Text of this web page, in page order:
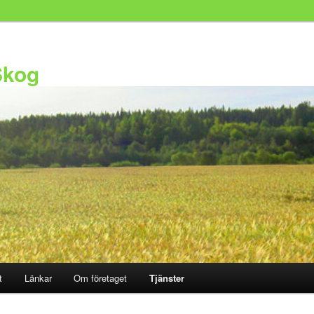
Länkar Om företaget Tjänster